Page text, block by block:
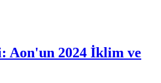
Aon'un 2024 İklim ve